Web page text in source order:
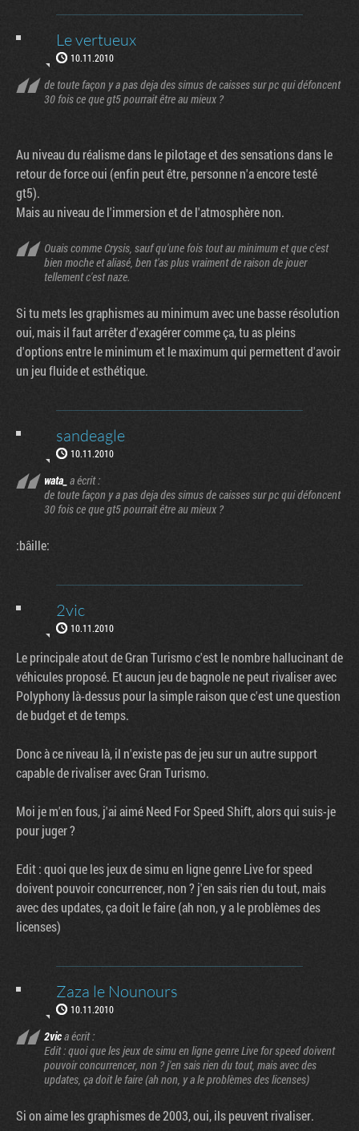
Le vertueux
10.11.2010
de toute façon y a pas deja des simus de caisses sur pc qui défoncent
30 fois ce que gt5 pourrait être au mieux ?
Au niveau du réalisme dans le pilotage et des sensations dans le
retour de force oui (enfin peut être, personne n'a encore testé
gt5).
Mais au niveau de l'immersion et de l'atmosphère non.
Ouais comme Crysis, sauf qu'une fois tout au minimum et que c'est
bien moche et aliasé, ben t'as plus vraiment de raison de jouer
tellement c'est naze.
Si tu mets les graphismes au minimum avec une basse résolution
oui, mais il faut arrêter d'exagérer comme ça, tu as pleins
d'options entre le minimum et le maximum qui permettent d'avoir
un jeu fluide et esthétique.
sandeagle
10.11.2010
wata_ a écrit :
de toute façon y a pas deja des simus de caisses sur pc qui défoncent
30 fois ce que gt5 pourrait être au mieux ?
:bâille:
2vic
10.11.2010
Le principale atout de Gran Turismo c'est le nombre hallucinant de
véhicules proposé. Et aucun jeu de bagnole ne peut rivaliser avec
Polyphony là-dessus pour la simple raison que c'est une question
de budget et de temps.
Donc à ce niveau là, il n'existe pas de jeu sur un autre support
capable de rivaliser avec Gran Turismo.
Moi je m'en fous, j'ai aimé Need For Speed Shift, alors qui suis-je
pour juger ?
Edit : quoi que les jeux de simu en ligne genre Live for speed
doivent pouvoir concurrencer, non ? j'en sais rien du tout, mais
avec des updates, ça doit le faire (ah non, y a le problèmes des
licenses)
Zaza le Nounours
10.11.2010
2vica écrit :
Edit : quoi que les jeux de simu en ligne genre Live for speed doivent
pouvoir concurrencer, non ? j'en sais rien du tout, mais avec des
updates, ça doit le faire (ah non, y a le problèmes des licenses)
Si on aime les graphismes de 2003, oui, ils peuvent rivaliser.